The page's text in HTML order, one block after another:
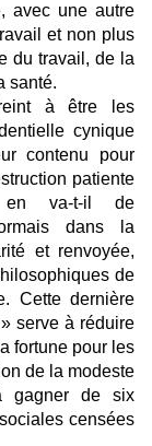
avec une autre
et non plus
du travail, de la
santé.
à être les
cynique
contenu pour
patiente
en va-t-il de
dans la
et renvoyée,
de
Cette dernière
serve à réduire
fortune pour les
de la modeste
gagner de six
censées